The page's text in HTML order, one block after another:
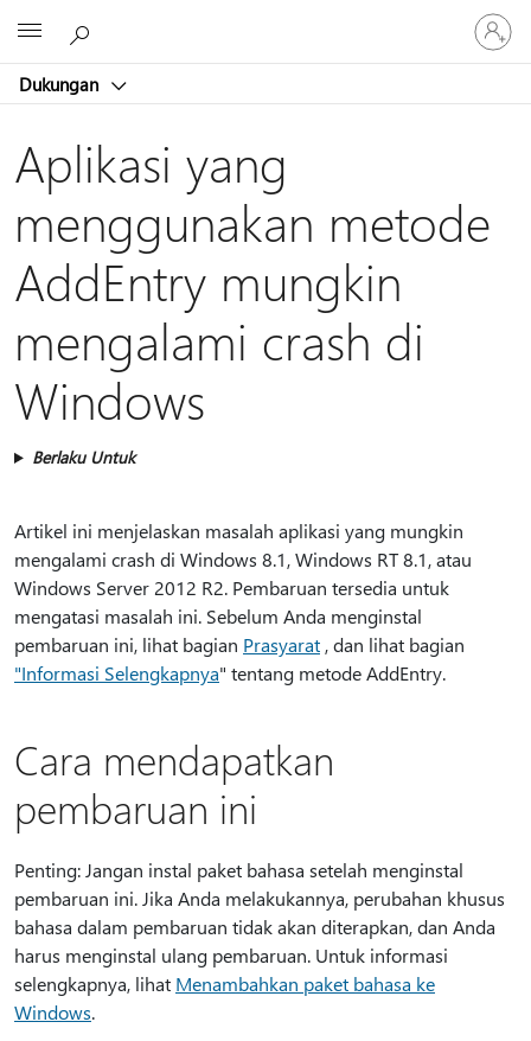
Dukungan
Masuk
ke
akun
Aplikasi yang
menggunakan metode
AddEntry mungkin
mengalami crash di
Windows
Berlaku Untuk
Artikel ini menjelaskan masalah aplikasi yang mungkin
mengalami crash di Windows 8.1, Windows RT 8.1, atau
Windows Server 2012 R2. Pembaruan tersedia untuk
mengatasi masalah ini. Sebelum Anda menginstal
pembaruan ini, lihat bagian Prasyarat , dan lihat bagian
"Informasi Selengkapnya" tentang metode AddEntry.
Cara mendapatkan
pembaruan ini
Penting: Jangan instal paket bahasa setelah menginstal
pembaruan ini. Jika Anda melakukannya, perubahan khusus
bahasa dalam pembaruan tidak akan diterapkan, dan Anda
harus menginstal ulang pembaruan. Untuk informasi
selengkapnya, lihat Menambahkan paket bahasa ke
Windows.